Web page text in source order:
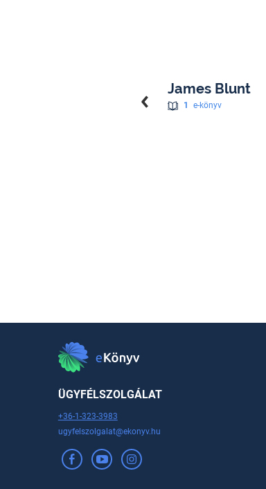
James Blunt
1 e-könyv
ÜGYFÉLSZOLGÁLAT
+36-1-323-3983
ugyfelszolgalat@ekonyv.hu